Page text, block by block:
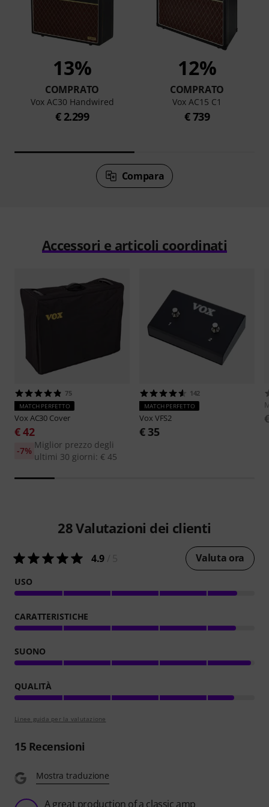
13%
COMPRATO
Vox AC30 Handwired
€ 2.299
12%
COMPRATO
Vox AC15 C1
€ 739
Compara
Accessori e articoli coordinati
75
MATCH PERFETTO
Vox AC30 Cover
€ 42
Miglior prezzo degli
ultimi 30 giorni: € 45
-7%
142
MATCH PERFETTO
Vox VFS2
€ 35
28Valutazioni dei clienti
4.9 Valuta ora
USO
CARATTERISTICHE
SUONO
QUALITÀ
Linee guida per la valutazione
15Recensioni
Mostra traduzione
A great production of a classic amp